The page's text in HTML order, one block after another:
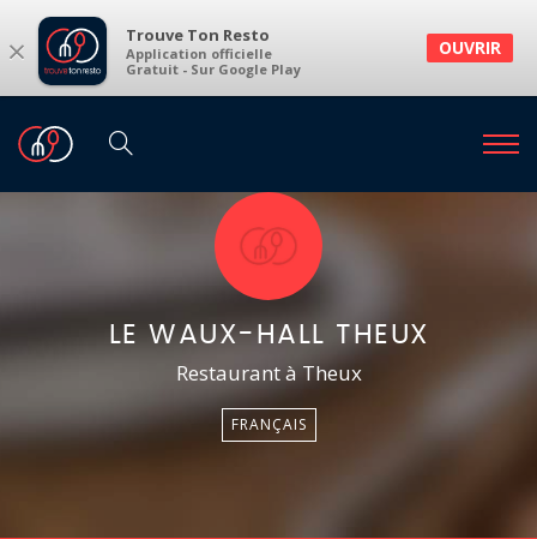
× Trouve Ton Resto
Application officielle
Gratuit - Sur Google Play
OUVRIR
LE WAUX-HALL THEUX
Restaurant à Theux
FRANÇAIS